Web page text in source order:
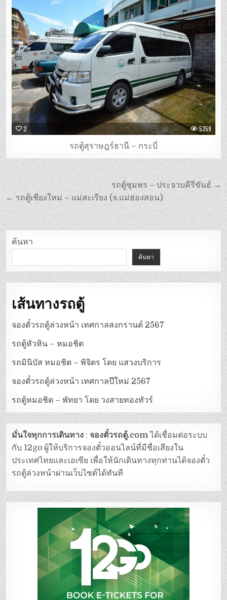
2 5359
รถตู้สุราษฎร์ธานี – กระบี่
แนะแนว
เรื่อง
รถตู้ชุมพร – ประจวบคีรีขันธ์ →
← รถตู้เชียงใหม่ – แม่สะเรียง (จ.แม่ฮ่องสอน)
ค้นหา
ค้นหา
เส้นทางรถตู้
จองตั๋วรถตู้ล่วงหน้า เทศกาลสงกรานต์ 2567
รถตู้หัวหิน – หมอชิต
รถมินิบัส หมอชิต – พิจิตร โดย แสวงบริการ
จองตั๋วรถตู้ล่วงหน้า เทศกาลปีใหม่ 2567
รถตู้หมอชิต – พัทยา โดย วงสายทองทัวร์
มั่นใจทุกการเดินทาง :จองตั๋วรถตู้.comได้เชื่อมต่อระบบ
กับ 12go ผู้ให้บริการจองตั๋วออนไลน์ที่มีชื่อเสียงใน
ประเทศไทยและเอเซีย เพื่อให้นักเดินทางทุกท่านได้จองตั๋ว
รถตู้ล่วงหน้าผ่านเว็บไซต์ได้ทันที